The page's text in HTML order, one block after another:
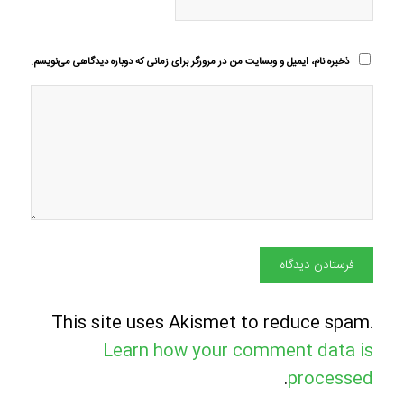
ذخیره نام، ایمیل و وبسایت من در مرورگر برای زمانی که دوباره دیدگاهی می‌نویسم.
This site uses Akismet to reduce spam.
Learn how your comment data is
processed
.